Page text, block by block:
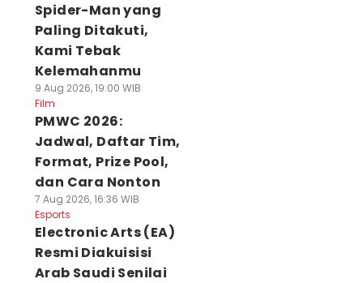
Spider-Man yang
Paling Ditakuti,
Kami Tebak
Kelemahanmu
9 Aug 2026, 19:00 WIB
Film
PMWC 2026:
Jadwal, Daftar Tim,
Format, Prize Pool,
dan Cara Nonton
7 Aug 2026, 16:36 WIB
Esports
Electronic Arts (EA)
Resmi Diakuisisi
Arab Saudi Senilai